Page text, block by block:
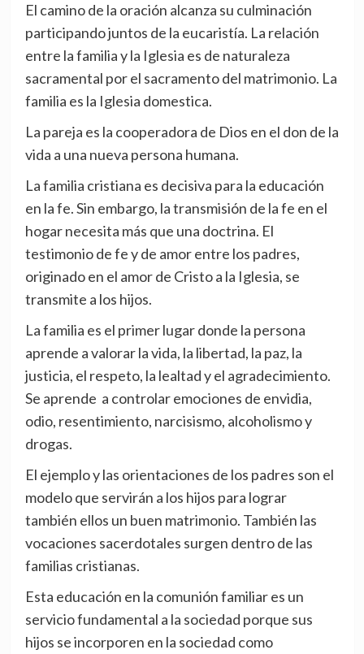
El camino de la oración alcanza su culminación
participando juntos de la eucaristía. La relación
entre la familia y la Iglesia es de naturaleza
sacramental por el sacramento del matrimonio. La
familia es la Iglesia domestica.
La pareja es la cooperadora de Dios en el don de la
vida a una nueva persona humana.
La familia cristiana es decisiva para la educación
en la fe. Sin embargo, la transmisión de la fe en el
hogar necesita más que una doctrina. El
testimonio de fe y de amor entre los padres,
originado en el amor de Cristo a la Iglesia, se
transmite a los hijos.
La familia es el primer lugar donde la persona
aprende a valorar la vida, la libertad, la paz, la
justicia, el respeto, la lealtad y el agradecimiento.
Se aprende a controlar emociones de envidia,
odio, resentimiento, narcisismo, alcoholismo y
drogas.
El ejemplo y las orientaciones de los padres son el
modelo que servirán a los hijos para lograr
también ellos un buen matrimonio. También las
vocaciones sacerdotales surgen dentro de las
familias cristianas.
Esta educación en la comunión familiar es un
servicio fundamental a la sociedad porque sus
hijos se incorporen en la sociedad como